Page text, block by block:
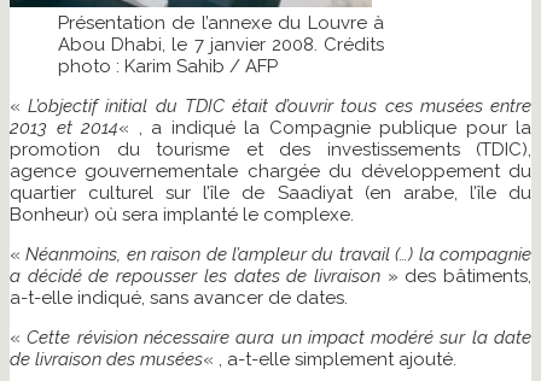
Présentation de l’annexe du Louvre à
Abou Dhabi, le 7 janvier 2008. Crédits
photo : Karim Sahib / AFP
«L’objectif initial du TDIC était d’ouvrir tous ces musées entre
2013 et 2014« , a indiqué la Compagnie publique pour la
promotion du tourisme et des investissements (TDIC),
agence gouvernementale chargée du développement du
quartier culturel sur l’île de Saadiyat (en arabe, l’île du
Bonheur) où sera implanté le complexe.
«Néanmoins, en raison de l’ampleur du travail (…) la compagnie
a décidé de repousser les dates de livraison» des bâtiments,
a-t-elle indiqué, sans avancer de dates.
«Cette révision nécessaire aura un impact modéré sur la date
de livraison des musées« , a-t-elle simplement ajouté.